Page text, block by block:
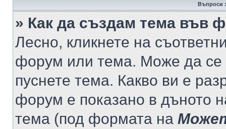
Въпроси
» Как да създам тема във
Лесно, кликнете на
форум или тема. Може да се
пуснете тема. Какво ви е
форум е показано в дъното
тема (под формата на